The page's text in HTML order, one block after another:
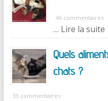
46 commentaires
… Lire la suite
Quels
chats ?
33 commentaires